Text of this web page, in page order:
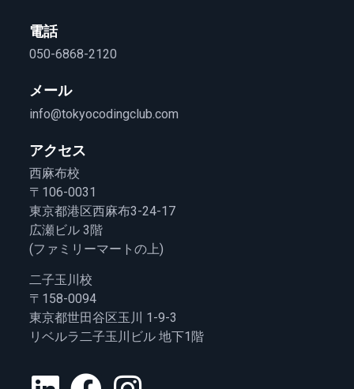
電話
050-6868-2120
メール
info@tokyocodingclub.com
アクセス
西麻布校
〒106-0031
東京都港区西麻布3-24-17
広瀬ビル 3階
(ファミリーマートの上)
二子玉川校
〒158-0094
東京都世田谷区玉川 1-9-3
リベルラ二子玉川ビル 地下1階